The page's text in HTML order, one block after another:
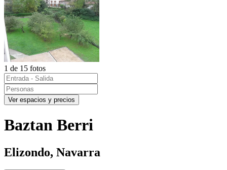
1 de 15 fotos
Ver espacios y precios
Baztan Berri
Elizondo, Navarra